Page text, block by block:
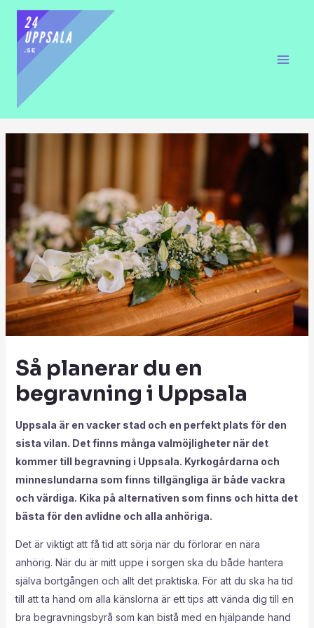
Så planerar du en
begravning i Uppsala
Uppsala är en vacker stad och en perfekt plats för den
sista vilan. Det finns många valmöjligheter när det
kommer till begravning i Uppsala. Kyrkogårdarna och
minneslundarna som finns tillgängliga är både vackra
och värdiga. Kika på alternativen som finns och hitta det
bästa för den avlidne och alla anhöriga.
Det är viktigt att få tid att sörja när du förlorar en nära
anhörig. När du är mitt uppe i sorgen ska du både hantera
själva bortgången och allt det praktiska. För att du ska ha tid
till att ta hand om alla känslorna är ett tips att vända dig till en
bra begravningsbyrå som kan bistå med en hjälpande hand